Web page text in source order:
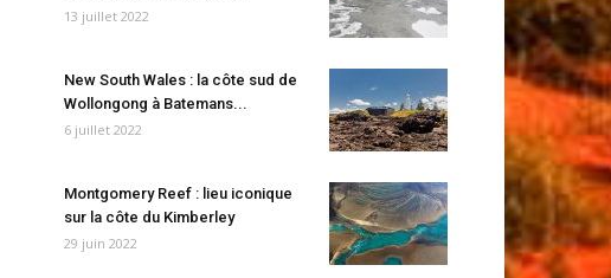
13 juillet 2022
New South Wales : la côte sud de
Wollongong à Batemans...
6 juillet 2022
Montgomery Reef : lieu iconique
sur la côte du Kimberley
29 juin 2022